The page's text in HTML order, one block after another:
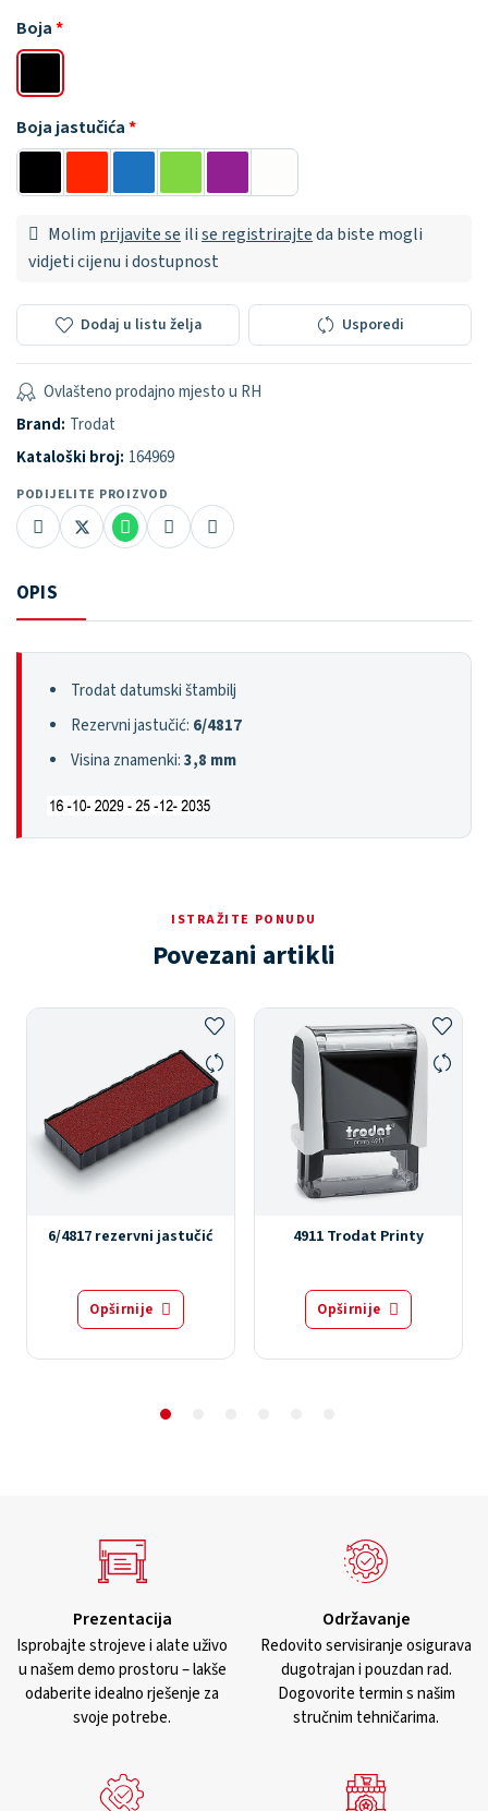
Boja
Boja jastučića
Molim prijavite se ilise registrirajteda biste mogli
vidjeti cijenu i dostupnost
Dodaj u listu želja Usporedi
Ovlašteno prodajno mjesto u RH
Brand: Trodat
Kataloški broj: 164969
PODIJELITE PROIZVOD
OPIS
Trodat datumski štambilj
Rezervni jastučić: 6/4817
Visina znamenki:3,8 mm
ISTRAŽITE PONUDU
Povezani artikli
6/4817 rezervni jastučić
Opširnije
4911 Trodat Printy
Opširnije
Prezentacija
Isprobajte strojeve i alate uživo
u našem demo prostoru – lakše
odaberite idealno rješenje za
svoje potrebe.
Održavanje
Redovito servisiranje osigurava
dugotrajan i pouzdan rad.
Dogovorite termin s našim
stručnim tehničarima.